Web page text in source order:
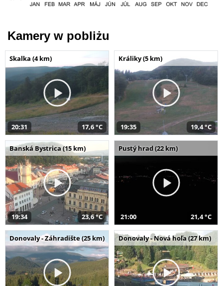
Kamery w pobliżu
Skalka (4 km)
20:31 17,6 °C
Králiky (5 km)
19:35 19,4 °C
Banská Bystrica (15 km)
19:34 23,6 °C
Pustý hrad (22 km)
21:00 21,4 °C
Donovaly - Záhradište (25 km) Donovaly - Nová hoľa (27 km)